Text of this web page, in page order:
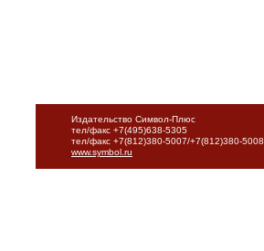
Издательство Символ-Плюс
тел/факс +7(495)638-5305
тел/факс +7(812)380-5007/+7(812)380-5008
www.symbol.ru